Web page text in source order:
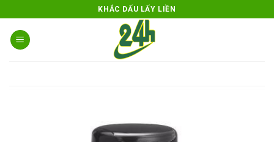
to
content
KHẮC DẤU LẤY LIỀN